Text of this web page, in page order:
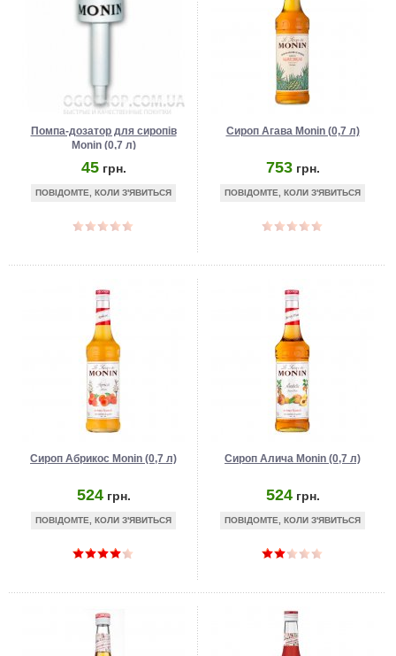
Помпа-дозатор для сиропів
Monin (0,7 л)
45 грн.
ПОВІДОМТЕ, КОЛИ З'ЯВИТЬСЯ
Сироп Агава Monin (0,7 л)
753 грн.
ПОВІДОМТЕ, КОЛИ З'ЯВИТЬСЯ
Сироп Абрикос Monin (0,7 л)
524 грн.
ПОВІДОМТЕ, КОЛИ З'ЯВИТЬСЯ
Сироп Алича Monin (0,7 л)
524 грн.
ПОВІДОМТЕ, КОЛИ З'ЯВИТЬСЯ